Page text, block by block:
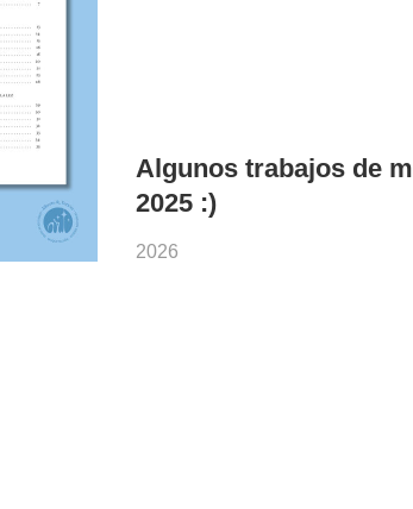
Algunos trabajos de
2025 :)
2026